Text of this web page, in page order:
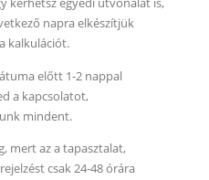
napra elkészítjük
kalkulációt.
előtt 1-2 nappal
a kapcsolatot,
mindent.
mert az a tapasztalat,
csak 24-48 órára